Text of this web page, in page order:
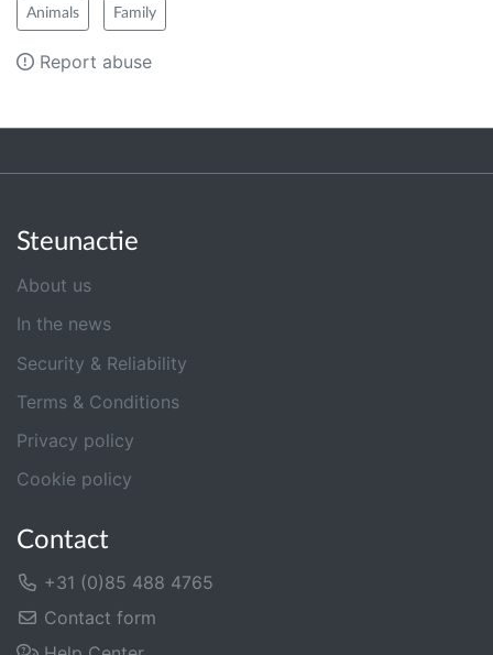
Animals Family
Report abuse
Steunactie
About us
In the news
Security & Reliability
Terms & Conditions
Privacy policy
Cookie policy
Contact
+31 (0)85 488 4765
Contact form